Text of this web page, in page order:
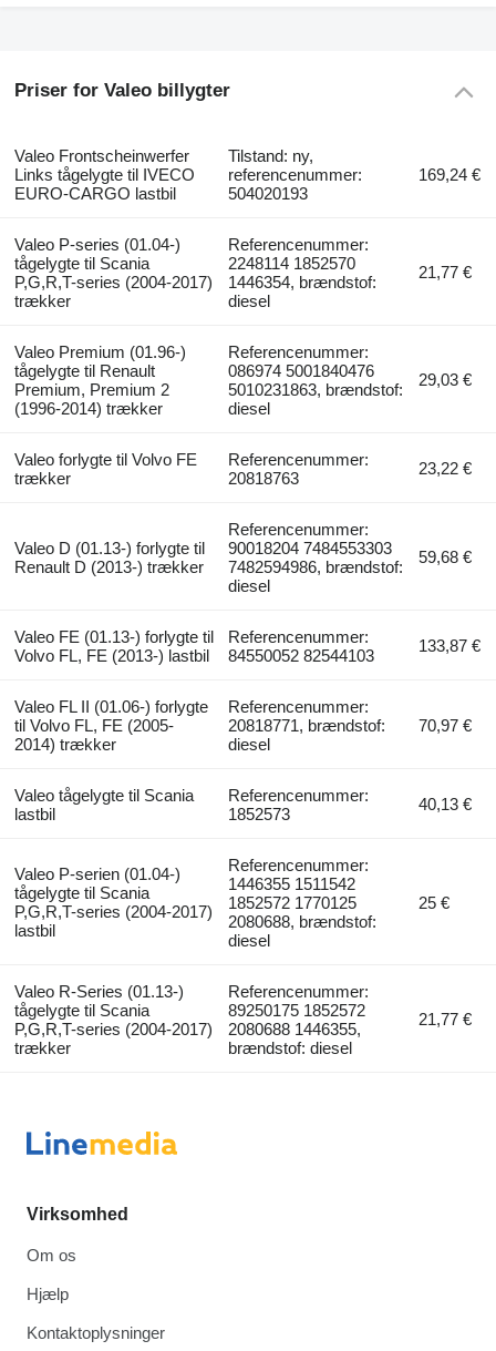
Priser for Valeo billygter
Valeo Frontscheinwerfer
Links tågelygte til IVECO
EURO-CARGO lastbil
Tilstand: ny,
referencenummer:
504020193
169,24 €
Valeo P-series (01.04-)
tågelygte til Scania
P,G,R,T-series (2004-2017)
trækker
Referencenummer:
2248114 1852570
1446354, brændstof:
diesel
21,77 €
Valeo Premium (01.96-)
tågelygte til Renault
Premium, Premium 2
(1996-2014) trækker
Referencenummer:
086974 5001840476
5010231863, brændstof:
diesel
29,03 €
Valeo forlygte til Volvo FE
trækker
Referencenummer:
20818763
23,22 €
Valeo D (01.13-) forlygte til
Renault D (2013-) trækker
Referencenummer:
90018204 7484553303
7482594986, brændstof:
diesel
59,68 €
Valeo FE (01.13-) forlygte til
Volvo FL, FE (2013-) lastbil
Referencenummer:
84550052 82544103
133,87 €
Valeo FL II (01.06-) forlygte
til Volvo FL, FE (2005-
2014) trækker
Referencenummer:
20818771, brændstof:
diesel
70,97 €
Valeo tågelygte til Scania
lastbil
Referencenummer:
1852573
40,13 €
Valeo P-serien (01.04-)
tågelygte til Scania
P,G,R,T-series (2004-2017)
lastbil
Referencenummer:
1446355 1511542
1852572 1770125
2080688, brændstof:
diesel
25 €
Valeo R-Series (01.13-)
tågelygte til Scania
P,G,R,T-series (2004-2017)
trækker
Referencenummer:
89250175 1852572
2080688 1446355,
brændstof: diesel
21,77 €
Virksomhed
Om os
Hjælp
Kontaktoplysninger